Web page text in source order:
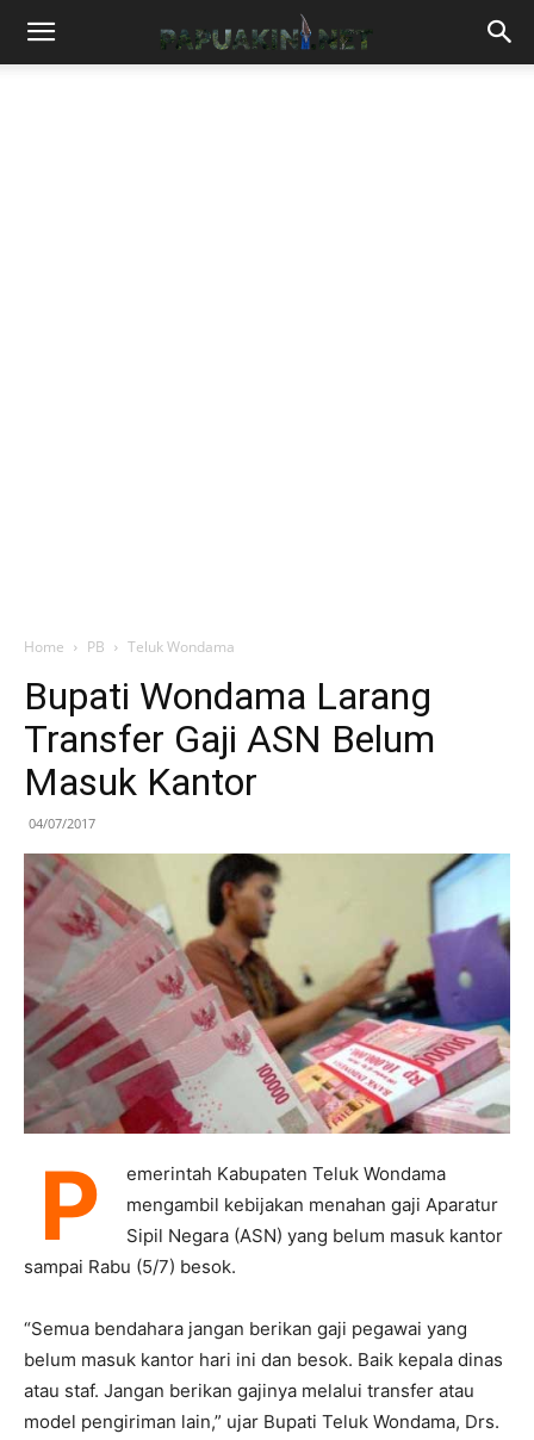
Home PB Teluk Wondama
Bupati Wondama Larang
Transfer Gaji ASN Belum
Masuk Kantor
04/07/2017
P
emerintah Kabupaten Teluk Wondama
mengambil kebijakan menahan gaji Aparatur
Sipil Negara (ASN) yang belum masuk kantor
sampai Rabu (5/7) besok.
“Semua bendahara jangan berikan gaji pegawai yang
belum masuk kantor hari ini dan besok. Baik kepala dinas
atau staf. Jangan berikan gajinya melalui transfer atau
model pengiriman lain,” ujar Bupati Teluk Wondama, Drs.